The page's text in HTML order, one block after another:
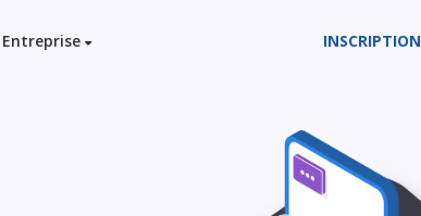
Entreprise INSCRIPTION